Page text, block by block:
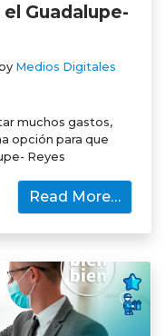
Guadalupe-
Medios Digitales
muchos gastos,
opción para que
Reyes
Read More…